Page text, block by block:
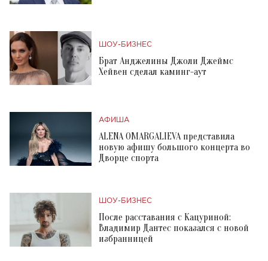
ШОУ-БИЗНЕС
Брат Анджелины Джоли Джеймс
Хейвен сделал каминг-аут
АФИША
ALENA OMARGALIEVA представила
новую афишу большого концерта во
Дворце спорта
ШОУ-БИЗНЕС
После расставания с Кацуриной:
Владимир Дантес показался с новой
избранницей